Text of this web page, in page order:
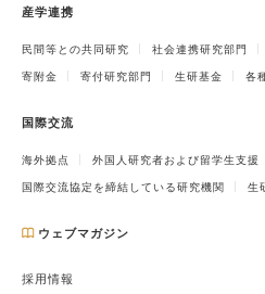
産学連携
民間等との共同研究 社会連携研究部門
寄附金 寄付研究部門 生研基金 各
国際交流
海外拠点 外国人研究者および留学生支援
国際交流協定を締結している研究機関 生
ウェブマガジン
採用情報